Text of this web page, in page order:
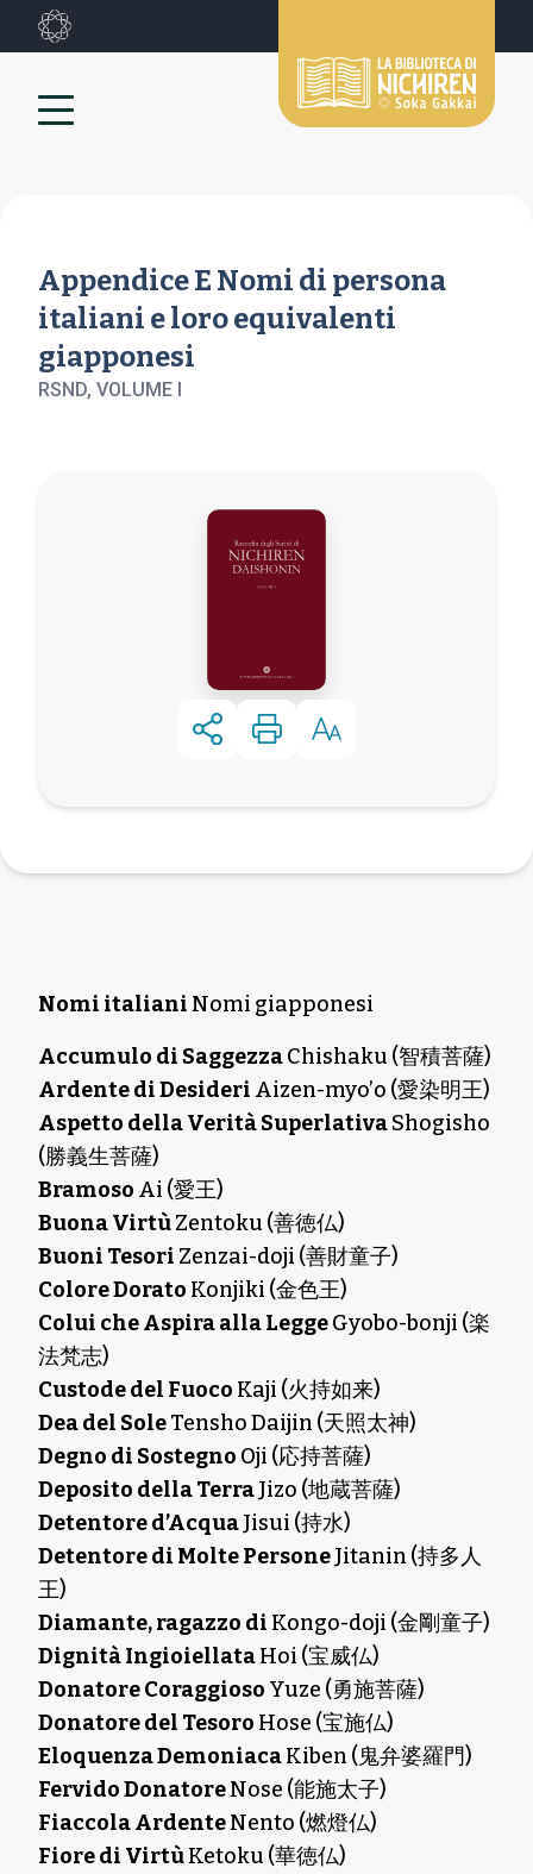
Appendice E Nomi di persona
italiani e loro equivalenti
giapponesi
RSND, VOLUME I
Nomi italiani Nomi giapponesi
Accumulo di SaggezzaChishaku (智積菩薩)
Ardente di Desideri Aizen-myo’o (愛染明王)
Aspetto della Verità SuperlativaShogisho
(勝義生菩薩)
Bramoso Ai (愛王)
Buona VirtùZentoku (善徳仏)
Buoni Tesori Zenzai-doji (善財童子)
Colore Dorato Konjiki (金色王)
Colui che Aspira alla LeggeGyobo-bonji (楽
法梵志)
Custode del Fuoco Kaji (火持如来)
Dea del SoleTensho Daijin (天照太神)
Degno di Sostegno Oji (応持菩薩)
Deposito della TerraJizo (地蔵菩薩)
Detentore d’AcquaJisui (持水)
Detentore di Molte PersoneJitanin (持多人
王)
Diamante, ragazzo di Kongo-doji (金剛童子)
Dignità IngioiellataHoi (宝威仏)
Donatore Coraggioso Yuze (勇施菩薩)
Donatore del Tesoro Hose (宝施仏)
Eloquenza DemoniacaKiben (鬼弁婆羅門)
Fervido DonatoreNose (能施太子)
Fiaccola ArdenteNento (燃燈仏)
Fiore di VirtùKetoku (華徳仏)